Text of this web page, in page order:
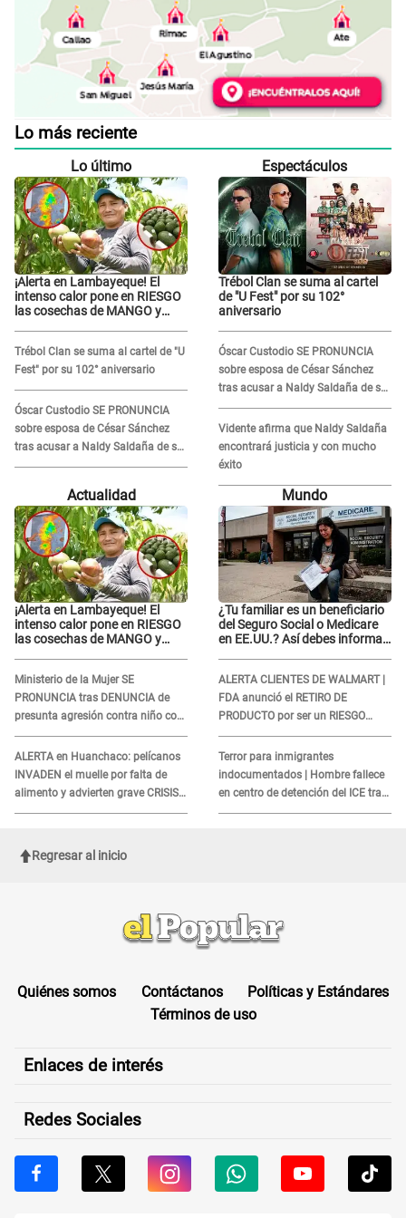
Lo más reciente
Lo último
¡Alerta en Lambayeque! El
intenso calor pone en RIESGO
las cosechas de MANGO y
Trébol Clan se suma al cartel de "U
Fest" por su 102° aniversario
Óscar Custodio SE PRONUNCIA
sobre esposa de César Sánchez
tras acusar a Naldy Saldaña de ser
PAREJA del músico: "Lo dejo en
Espectáculos
Trébol Clan se suma al cartel
de "U Fest" por su 102°
aniversario
Óscar Custodio SE PRONUNCIA
sobre esposa de César Sánchez
tras acusar a Naldy Saldaña de ser
PAREJA del músico: "Lo dejo en
manos de la justicia"
Vidente afirma que Naldy Saldaña
encontrará justicia y con mucho
éxito
Actualidad
¡Alerta en Lambayeque! El
intenso calor pone en RIESGO
las cosechas de MANGO y
Ministerio de la Mujer SE
PRONUNCIA tras DENUNCIA de
presunta agresión contra niño con
autismo en Surco
ALERTA en Huanchaco: pelícanos
INVADEN el muelle por falta de
alimento y advierten grave CRISIS
en el mar
Mundo
¿Tu familiar es un beneficiario
del Seguro Social o Medicare
en EE.UU.? Así debes informar
ALERTA CLIENTES DE WALMART |
FDA anunció el RETIRO DE
PRODUCTO por ser un RIESGO
MORTAL para consumidores: ¿Cuál
es?
Terror para inmigrantes
indocumentados | Hombre fallece
en centro de detención del ICE tras
sufrir una "emergencia médica"
Regresar al inicio
Quiénes somos Contáctanos
Políticas y Estándares
Términos de uso
Enlaces de interés
Redes Sociales